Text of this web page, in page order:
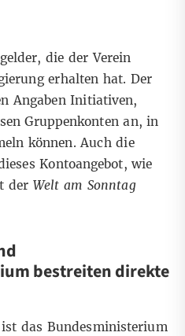
die der Verein
erhalten hat. Der
Angaben Initiativen,
Gruppenkonten an, in
können. Auch die
Kontoangebot, wie
derWelt am Sonntag
bestreiten direkte
das Bundesministerium